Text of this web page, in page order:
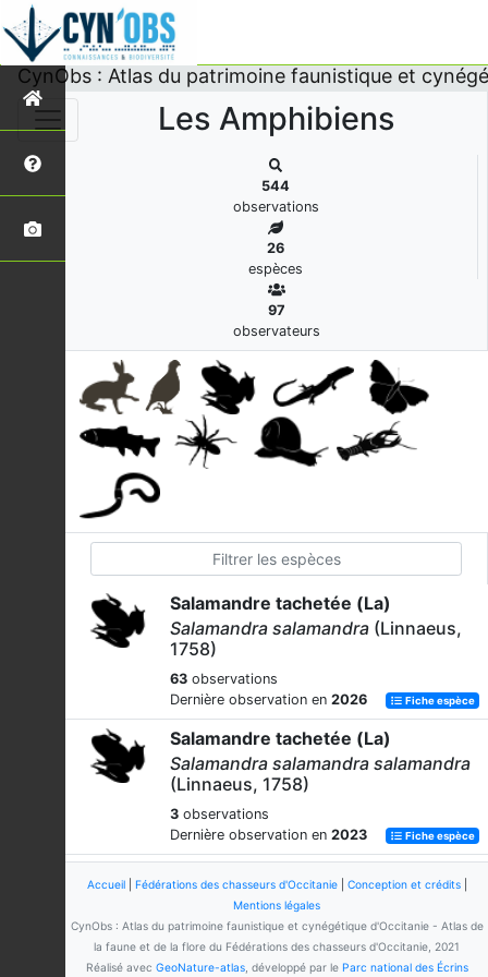
CynObs : Atlas du patrimoine faunistique et
Les Amphibiens
544
observations
26
espèces
97
observateurs
Salamandre tachetée (La)
Salamandra salamandra (Linnaeus,
1758)
63 observations
Dernière observation en 2026 Fiche espèce
Salamandre tachetée (La)
Salamandra salamandra salamandra
(Linnaeus, 1758)
3 observations
Dernière observation en 2023 Fiche espèce
Triturus marmoratus (Latreille, 1800)
25observations
Dernière observation en2026 Fiche espèce
Accueil| Fédérations des chasseurs d'Occitanie| Conception et crédits|
Mentions légales
CynObs : Atlas du patrimoine faunistique et cynégétique d'Occitanie - Atlas de
la faune et de la flore du Fédérations des chasseurs d'Occitanie, 2021
Réalisé avec GeoNature-atlas, développé par le Parc national des Écrins